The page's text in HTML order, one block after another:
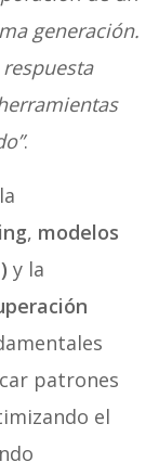
generación.
.
, modelos
y la
patrones
el